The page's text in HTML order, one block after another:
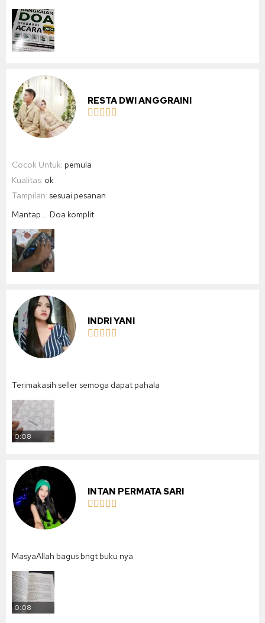
RESTA DWI ANGGRAINI
    
Cocok Untuk: pemula
Kualitas: ok
Tampilan: sesuai pesanan
Mantap … Doa komplit
INDRI YANI
    
Terimakasih seller semoga dapat pahala
0:08
INTAN PERMATA SARI
    
MasyaAllah bagus bngt buku nya
0:08